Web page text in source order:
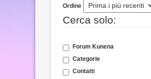
Ordine
Cerca solo:
Forum Kunena
Categorie
Contatti